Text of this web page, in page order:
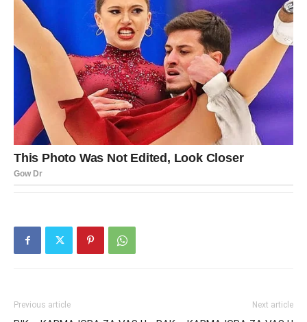
Previous article Next article